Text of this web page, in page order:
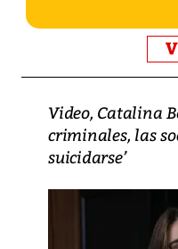
Video, Catalina
criminales, las
suicidarse’